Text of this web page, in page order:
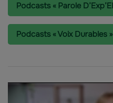
Podcasts « Parole
Podcasts « Voix Durables »